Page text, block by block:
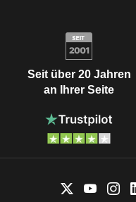
Seit über 20 Jahren
an Ihrer Seite